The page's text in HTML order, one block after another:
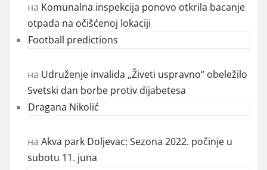
на Komunalna inspekcija ponovo otkrila bacanje
otpada na očišćenoj lokaciji
Football predictions
на Udruženje invalida „Živeti uspravno“ obeležilo
Svetski dan borbe protiv dijabetesa
Dragana Nikolić
на Akva park Doljevac: Sezona 2022. počinje u
subotu 11. juna